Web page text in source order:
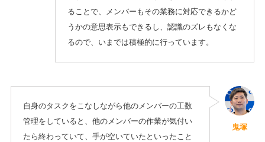
ることで、メンバーもその業務に対応できるかど
うかの意思表示もできるし、認識のズレもなくな
るので、いまでは積極的に行っています。
自身のタスクをこなしながら他のメンバーの工数
管理をしていると、他のメンバーの作業が気付い
たら終わっていて、手が空いていたといったこと
鬼塚